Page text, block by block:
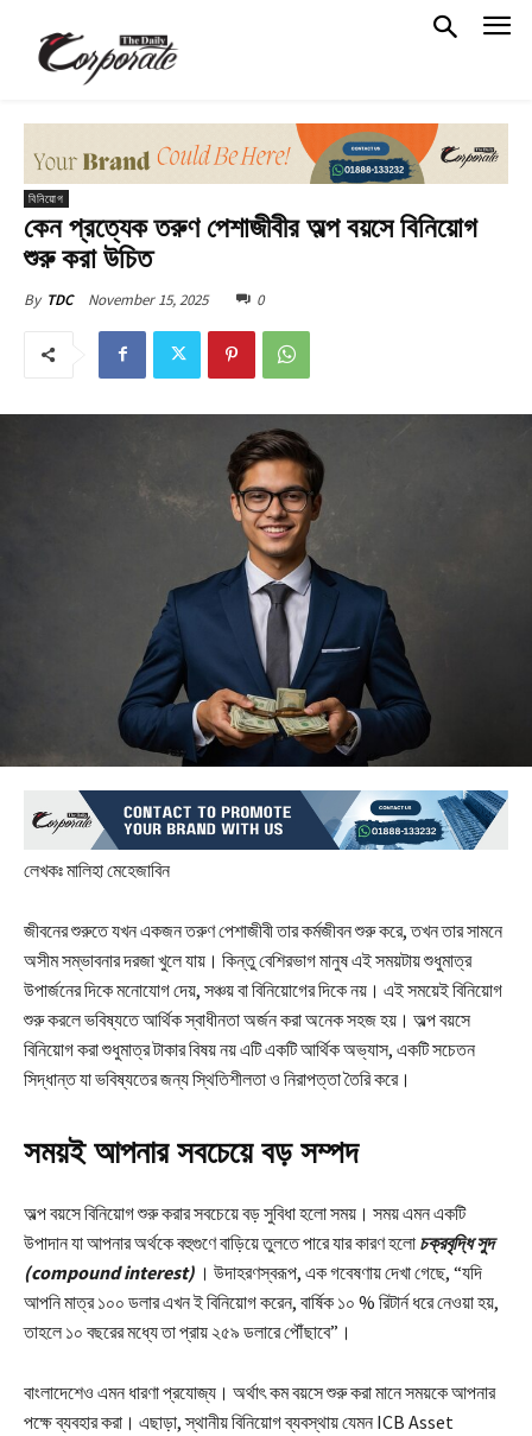
বিনিয়োগ
কেন প্রত্যেক তরুণ পেশাজীবীর অল্প বয়সে বিনিয়োগ
শুরু করা উচিত
By TDC November 15, 2025 0
লেখকঃ মালিহা মেহেজাবিন
জীবনের শুরুতে যখন একজন তরুণ পেশাজীবী তার কর্মজীবন শুরু করে, তখন তার সামনে
অসীম সম্ভাবনার দরজা খুলে যায়। কিন্তু বেশিরভাগ মানুষ এই সময়টায় শুধুমাত্র
উপার্জনের দিকে মনোযোগ দেয়, সঞ্চয় বা বিনিয়োগের দিকে নয়। এই সময়েই বিনিয়োগ
শুরু করলে ভবিষ্যতে আর্থিক স্বাধীনতা অর্জন করা অনেক সহজ হয়। অল্প বয়সে
বিনিয়োগ করা শুধুমাত্র টাকার বিষয় নয় এটি একটি আর্থিক অভ্যাস, একটি সচেতন
সিদ্ধান্ত যা ভবিষ্যতের জন্য স্থিতিশীলতা ও নিরাপত্তা তৈরি করে।
সময়ই আপনার সবচেয়ে বড় সম্পদ
অল্প বয়সে বিনিয়োগ শুরু করার সবচেয়ে বড় সুবিধা হলো সময়। সময় এমন একটি
উপাদান যা আপনার অর্থকে বহুগুণে বাড়িয়ে তুলতে পারে যার কারণ হলো চক্রবৃদ্ধি সুদ
(compound interest) । উদাহরণস্বরূপ, এক গবেষণায় দেখা গেছে, “যদি
আপনি মাত্র ১০০ ডলার এখন ই বিনিয়োগ করেন, বার্ষিক ১০ % রিটার্ন ধরে নেওয়া হয়,
তাহলে ১০ বছরের মধ্যে তা প্রায় ২৫৯ ডলারে পৌঁছাবে”।
বাংলাদেশেও এমন ধারণা প্রযোজ্য। অর্থাৎ কম বয়সে শুরু করা মানে সময়কে আপনার
পক্ষে ব্যবহার করা। এছাড়া, স্থানীয় বিনিয়োগ ব্যবস্থায় যেমন ICB Asset